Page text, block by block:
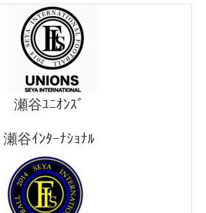
瀬谷ﾕﾆｵﾝｽﾞ
瀬谷ｲﾝﾀｰﾅｼｮﾅﾙ